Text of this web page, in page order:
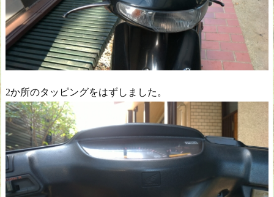
2か所のタッピングをはずしました。